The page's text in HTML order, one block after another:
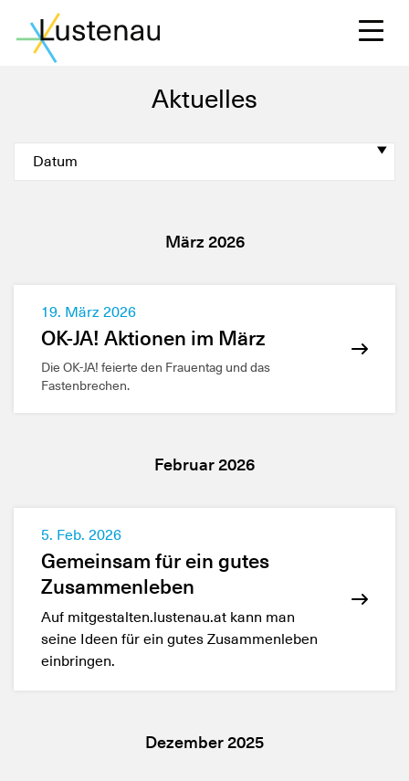
Aktuelles
März 2026
19. März 2026
OK-JA! Aktionen im März
Die OK-JA! feierte den Frauentag und das
Fastenbrechen.
Februar 2026
5. Feb. 2026
Gemeinsam für ein gutes
Zusammenleben
Auf mitgestalten.lustenau.at kann man
seine Ideen für ein gutes Zusammenleben
einbringen.
Dezember 2025